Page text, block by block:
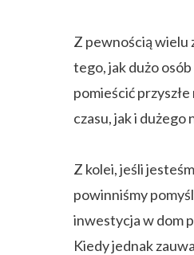
Z pewnością wielu
tego, jak dużo
pomieścić
czasu, jak i
Z kolei, jeśli
powinniśmy
inwestycja w dom
Kiedy jednak